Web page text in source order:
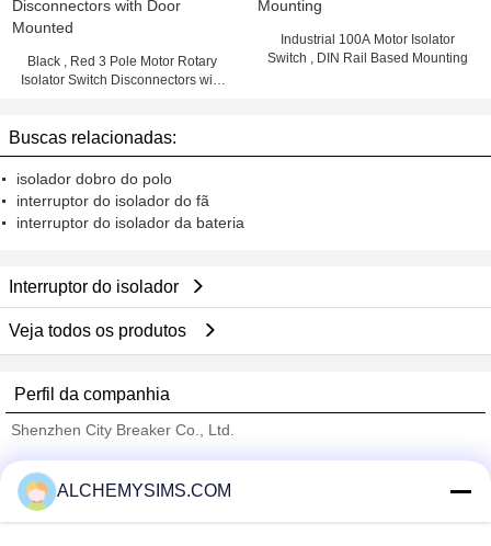
Black , Red 3 Pole Motor Rotary
Isolator Switch Disconnectors with
Industrial 100A Motor Isolator
Switch , DIN Rail Based Mounting
Buscas relacionadas:
isolador dobro do polo
interruptor do isolador do fã
interruptor do isolador da bateria
Interruptor do isolador
Veja todos os produtos
Perfil da companhia
Shenzhen City Breaker Co., Ltd.
Trust Seal
Verified Suplier
ALCHEMYSIMS.COM